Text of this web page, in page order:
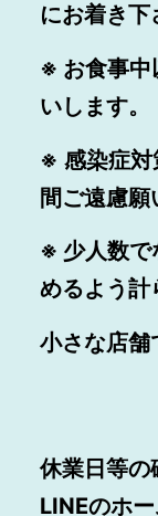
にお着き下
※ お食事中
いします。
※ 感染症対
間ご遠慮願
※ 少人数
めるよう計
小さな店舗
休業日等の
LINEのホ